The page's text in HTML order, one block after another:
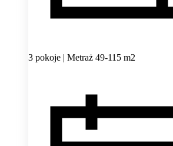
3 pokoje | Metraż 49-115 m2